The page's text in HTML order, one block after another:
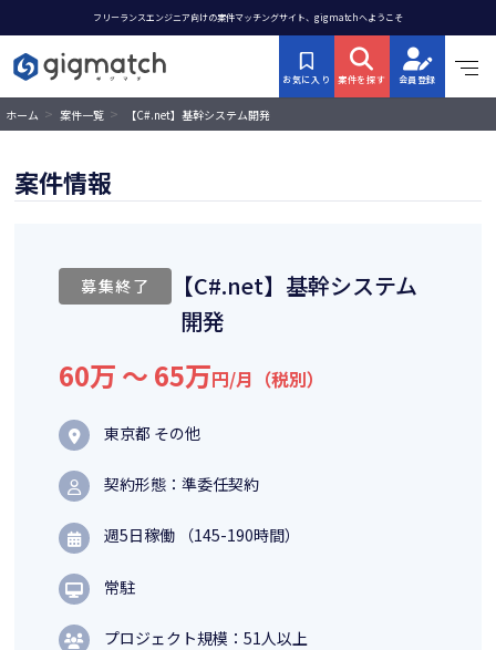
フリーランスエンジニア向けの案件マッチングサイト、gigmatchへようこそ
お気に入り 案件を探す 会員登録
ホーム > 案件一覧 > 【C#.net】基幹システム開発
案件情報
募集終了
【C#.net】基幹システム
開発
60万 〜 65万円/月（税別）
東京都 その他
契約形態：準委任契約
週5日稼働 （145-190時間）
常駐
プロジェクト規模：51人以上